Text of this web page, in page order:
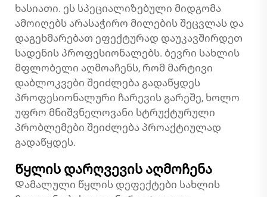
ხასიათი. ეს სპეციალიზებული მიდგომა
ამოიღებს არასაჭირო მილების შეცვლას და
დაგეხმარებათ ეფექტურად დაუკავშირდეთ
სადენის პროფესიონალებს. ბევრი სახლის
მფლობელი აღმოაჩენს, რომ მარტივი
დაბლოკვები შეიძლება გადაწყდეს
პროფესიონალური ჩარევის გარეშე, ხოლო
უფრო მნიშვნელოვანი სტრუქტურული
პრობლემები შეიძლება პროაქტიულად
გადაწყდეს.
Წყლის დარღვევის აღმოჩენა
Დამალული წყლის დეფექტები სახლის